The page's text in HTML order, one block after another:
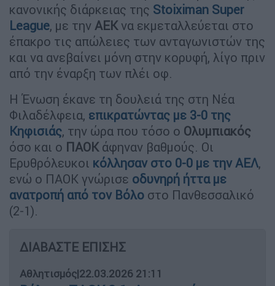
κανονικής διάρκειας της Stoiximan Super
League, με την ΑΕΚνα εκμεταλλεύεται στο
έπακρο τις απώλειες των ανταγωνιστών της
και να ανεβαίνει μόνη στην κορυφή, λίγο πριν
από την έναρξη των πλέι οφ.
Η Ένωση έκανε τη δουλειά της στη Νέα
Φιλαδέλφεια, επικρατώντας με 3-0 της
Κηφισιάς, την ώρα που τόσο ο Ολυμπιακός
όσο και ο ΠΑΟΚάφηναν βαθμούς. Οι
Ερυθρόλευκοι κόλλησαν στο 0-0 με την ΑΕΛ,
ενώ ο ΠΑΟΚ γνώρισε οδυνηρή ήττα με
ανατροπή από τον Βόλο στο Πανθεσσαλικό
(2-1).
ΔΙΑΒΑΣΤΕ ΕΠΙΣΗΣ
Αθλητισμός|22.03.2026 21:11